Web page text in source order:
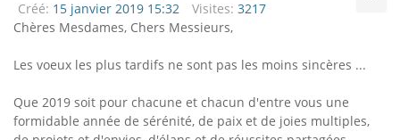
Créé: 15 janvier 2019 15:32 Visites: 3217
Chères Mesdames, Chers Messieurs,
Les voeux les plus tardifs ne sont pas les moins sincères ...
Que 2019 soit pour chacune et chacun d'entre vous une
formidable année de sérénité, de paix et de joies multiples,